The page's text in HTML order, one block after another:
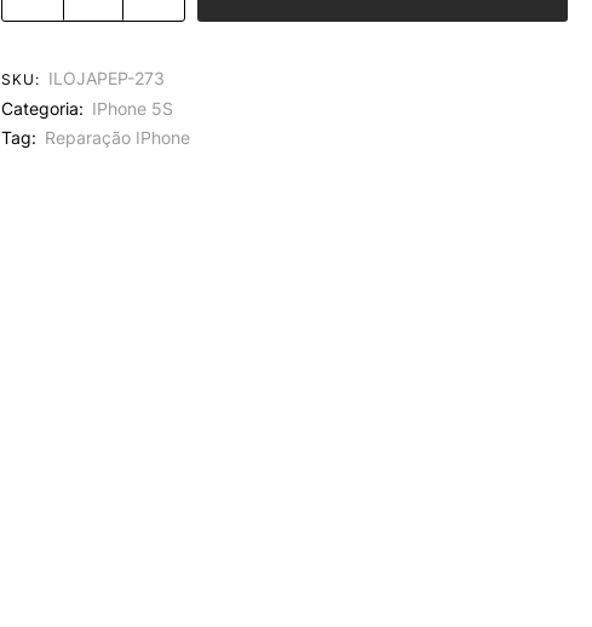
SKU: ILOJAPEP-273
Categoria: IPhone 5S
Tag: Reparação IPhone